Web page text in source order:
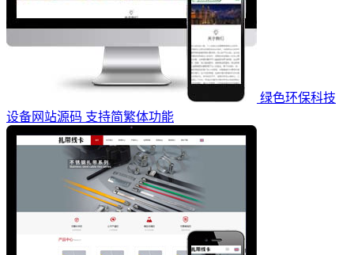
绿色环保科技
设备网站源码 支持简繁体功能